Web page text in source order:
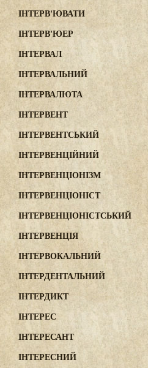
ІНТЕРВ'ЮВАТИ
ІНТЕРВ'ЮЕР
ІНТЕРВАЛ
ІНТЕРВАЛЬНИЙ
ІНТЕРВАЛЮТА
ІНТЕРВЕНТ
ІНТЕРВЕНТСЬКИЙ
ІНТЕРВЕНЦІЙНИЙ
ІНТЕРВЕНЦІОНІЗМ
ІНТЕРВЕНЦІОНІСТ
ІНТЕРВЕНЦІОНІСТСЬКИЙ
ІНТЕРВЕНЦІЯ
ІНТЕРВОКАЛЬНИЙ
ІНТЕРДЕНТАЛЬНИЙ
ІНТЕРДИКТ
ІНТЕРЕС
ІНТЕРЕСАНТ
ІНТЕРЕСНИЙ